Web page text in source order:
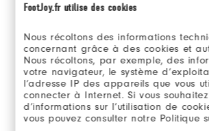
FootJoy.fr utilise des cookies
Nous récoltons des informations
concernant grâce à des cookies et
Nous récoltons, par exemple, des
votre navigateur, le système
l’adresse IP des appareils que vous
connecter à Internet. Si vous
d’informations sur l’utilisation de
vous pouvez consulter notre Politique
Overall Rating
4.6/5